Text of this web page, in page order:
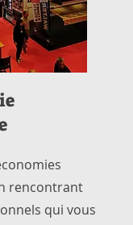
rencontrant
qui vous